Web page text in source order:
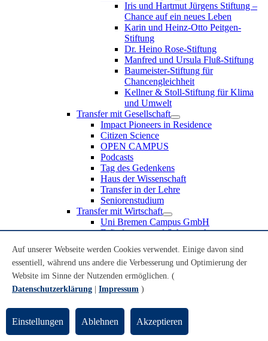
Iris und Hartmut Jürgens Stiftung –
Chance auf ein neues Leben
Karin und Heinz-Otto Peitgen-
Stiftung
Dr. Heino Rose-Stiftung
Manfred und Ursula Fluß-Stiftung
Baumeister-Stiftung für
Chancengleichheit
Kellner & Stoll-Stiftung für Klima
und Umwelt
Transfer mit Gesellschaft
Impact Pioneers in Residence
Citizen Science
OPEN CAMPUS
Podcasts
Tag des Gedenkens
Haus der Wissenschaft
Transfer in der Lehre
Seniorenstudium
Transfer mit Wirtschaft
Uni Bremen Campus GmbH
Erfindungen und Schutzrechte
Recruiting an der Universität Bremen
Weiterbildung an der Universität Bremen
Transfer mit Schule
Schülerinnen und Schüler
Schulklassen
Lehrkräfte
Gründungsunterstützung
Auf unserer Webseite werden Cookies verwendet. Einige davon sind
essentiell, während uns andere die Verbesserung und Optimierung der
Website im Sinne der Nutzenden ermöglichen. (
Datenschutzerklärung
Impressum )
Einstellungen Ablehnen Akzeptieren